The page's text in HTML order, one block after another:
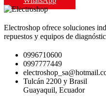
Electroshop ofrece soluciones
repuestos y equipos de
0996710600
0997777449
Tulcán 2200 y Brasil
Guayaquil, Ecuador